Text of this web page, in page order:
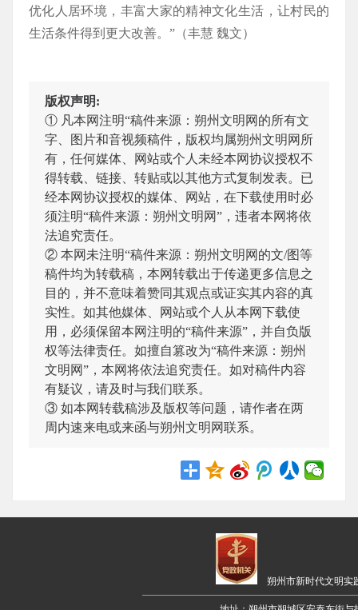
优化人居环境，丰富大家的精神文化生活，让村民的
生活条件得到更大改善。”（丰慧 魏文）
版权声明:
① 凡本网注明“稿件来源：朔州文明网的所有文
字、图片和音视频稿件，版权均属朔州文明网所
有，任何媒体、网站或个人未经本网协议授权不
得转载、链接、转贴或以其他方式复制发表。已
经本网协议授权的媒体、网站，在下载使用时必
须注明“稿件来源：朔州文明网”，违者本网将依
法追究责任。
② 本网未注明“稿件来源：朔州文明网的文/图等
稿件均为转载稿，本网转载出于传递更多信息之
目的，并不意味着赞同其观点或证实其内容的真
实性。如其他媒体、网站或个人从本网下载使
用，必须保留本网注明的“稿件来源”，并自负版
权等法律责任。如擅自篡改为“稿件来源：朔州
文明网”，本网将依法追究责任。如对稿件内容
有疑议，请及时与我们联系。
③ 如本网转载稿涉及版权等问题，请作者在两
周内速来电或来函与朔州文明网联系。
朔州市新时代文明